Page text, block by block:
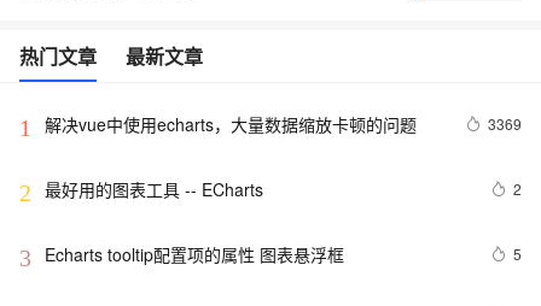
热门文章 最新文章
1 解决vue中使用echarts，大量数据缩放卡顿的问题 3369
2 最好用的图表工具 -- ECharts 2
3 Echarts tooltip配置项的属性 图表悬浮框 5